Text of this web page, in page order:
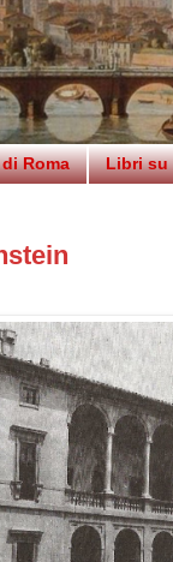
Roma Libri su